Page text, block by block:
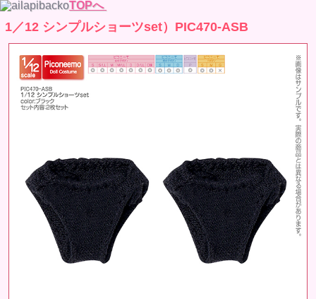
TOPへ
1／12 シンプルショーツset）PIC470-ASB